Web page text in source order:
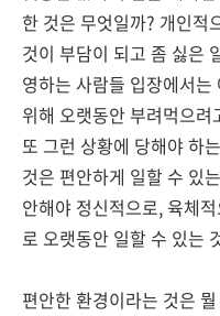
한 것은 무엇일까? 개인적
것이 부담이 되고 좀 싫은
영하는 사람들 입장에서
위해 오랫동안 부려먹으
또 그런 상황에 당해야 하
것은 편안하게 일할 수 있
안해야 정신적으로, 육체
로 오랫동안 일할 수 있는
편안한 환경이라는 것은